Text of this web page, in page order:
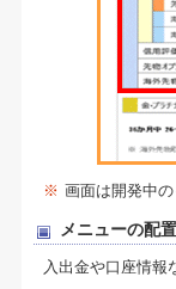
※ 画面は開発中の
メニューの配
入出金や口座情